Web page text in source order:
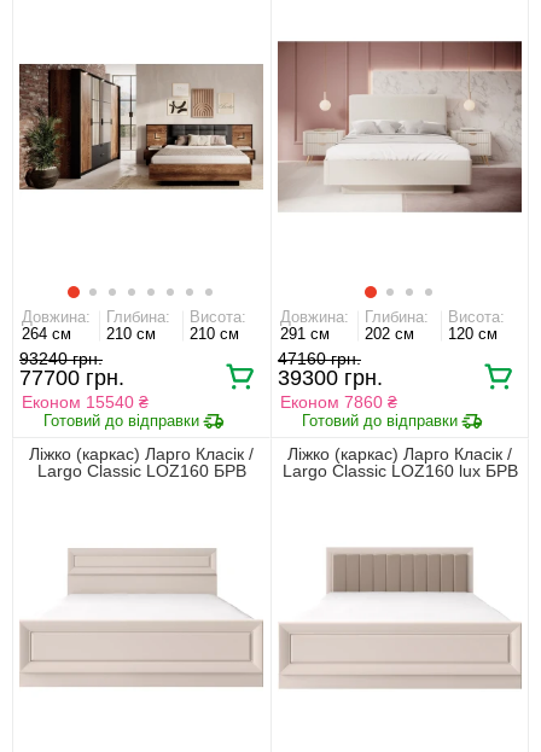
Довжина:
264 см
Глибина:
210 см
Висота:
210 см
93240 грн.
77700 грн.
Економ 15540 ₴
Довжина:
291 см
Глибина:
202 см
Висота:
120 см
47160 грн.
39300 грн.
Економ 7860 ₴
Ліжко (каркас) Ларго Класік /
Largo Classic LOZ160 БРВ
Ліжко (каркас) Ларго Класік /
Largo Classic LOZ160 lux БРВ